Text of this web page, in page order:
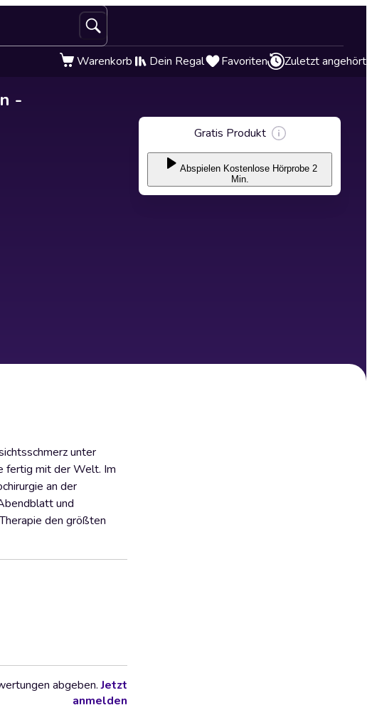
Warenkorb Dein Regal Favoriten Zuletzt angehört
-
unter
fertig mit der Welt. Im
an der
und
den größten
abgeben.Jetzt
anmelden
Gratis Produkt
Abspielen Kostenlose Hörprobe 2
Min.